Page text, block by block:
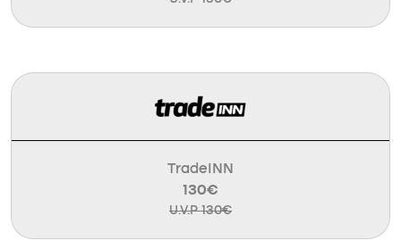
TradeINN
130€
U.V.P 130€